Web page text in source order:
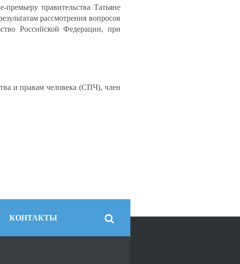
правительства Татьяне
рассмотрения вопросов
Российской Федерации, при
и правам человека (СПЧ), член
КОНТАКТЫ